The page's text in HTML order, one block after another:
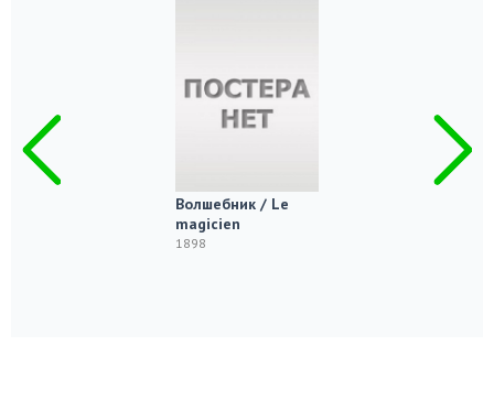
Волшебник / Le
magicien
1898